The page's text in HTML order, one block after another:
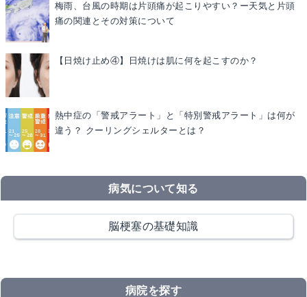
梅雨、台風の時期は片頭痛が起こりやすい？ー天気と片頭
痛の関連とその対策について
【日焼け止め④】日焼けは肌に何を起こすのか？
熱中症の「警戒アラート」と「特別警戒アラート」は何が
違う？ クーリングシェルターとは？
病気について知る
脳梗塞の基礎知識
病院を探す